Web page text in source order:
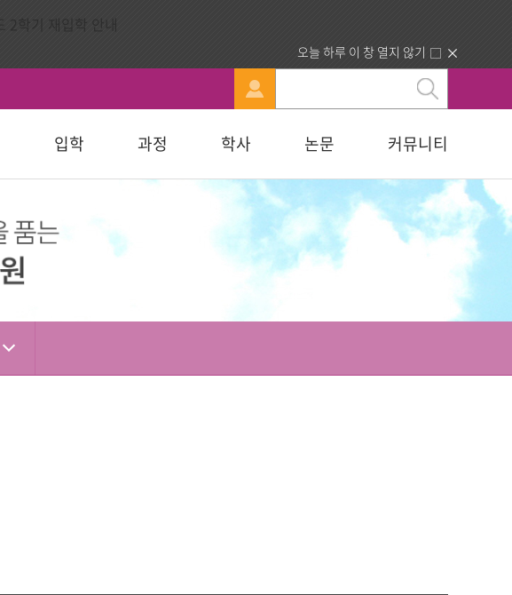
오늘 하루 이 창 열지 않기
교육대학원
복지대학원
행정부서 안내
찾아오시는길
입학
묻고답하기
합격자조회/고지서출력
입학원서접수
과정
교육대학원
교육학석사
다문화교육복지대학원
학사
휴·복학 안내
논문
연구윤리자료실
커뮤니티
청빙게시판